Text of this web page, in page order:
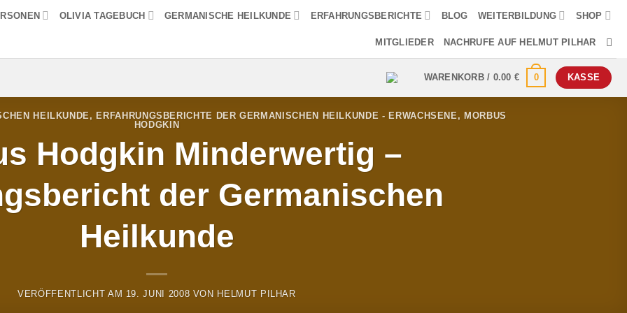
OLIVIA TAGEBUCH GERMANISCHE HEILKUNDE ERFAHRUNGSBERICHTE BLOG WEITERBILDUNG SHOP
MITGLIEDER NACHRUFE AUF HELMUT PILHAR
WARENKORB / 0.00 € 0 KASSE
HEILKUNDE , ERFAHRUNGSBERICHTE DER GERMANISCHEN HEILKUNDE - ERWACHSENE , MORBUS
HODGKIN
Hodgkin Minderwertig –
der Germanischen
Heilkunde
VERÖFFENTLICHT AM 19. JUNI 2008 VON HELMUT PILHAR